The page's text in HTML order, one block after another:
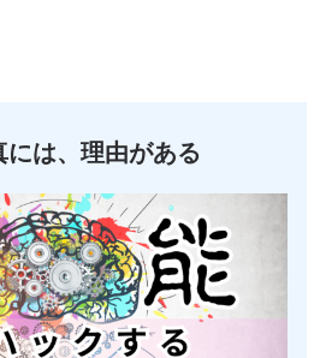
には、理由がある